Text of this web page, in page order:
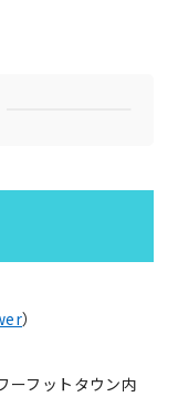
）
ーフットタウン内